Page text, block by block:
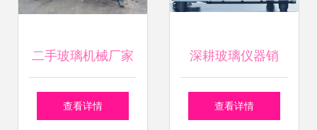
二手玻璃机械厂家
直销
查看详情
深耕玻璃仪器销
售，点亮实验室精
查看详情